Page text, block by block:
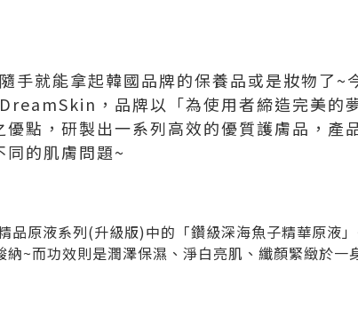
手就能拿起韓國品牌的保養品或是妝物了~
，品牌以「為使用者締造完美的
點，研製出一系列高效的優質護膚品，產
同的肌膚問題~
原液系列(升級版)中的「鑽級深海魚子精華原液
~而功效則是潤澤保濕、淨白亮肌、纖顏緊緻於一